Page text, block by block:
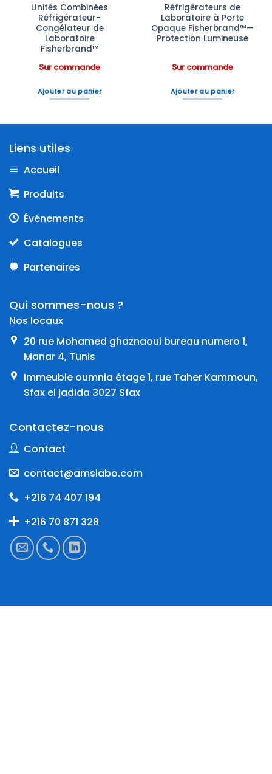
Unités Combinées
Réfrigérateur-
Congélateur de
Laboratoire
Fisherbrand™
Sur commande
Ajouter au panier
Réfrigérateurs de
Laboratoire à Porte
Opaque Fisherbrand™—
Protection Lumineuse
Sur commande
Ajouter au panier
Liens utiles
Accueil
Produits
Événements
Catalogues
Partenaires
Qui sommes-nous ?
Nos locaux
20 rue Mohamed ghaznaoui bureau numero 1,
Manar 4, Tunis
Immeuble oumnia étage 1, rue Taher Kammoun,
Sfax el jadida 3027 Sfax
Contactez-nous
Contact
contact@amslabo.com
+216 74 407 194
+216 70 871 328